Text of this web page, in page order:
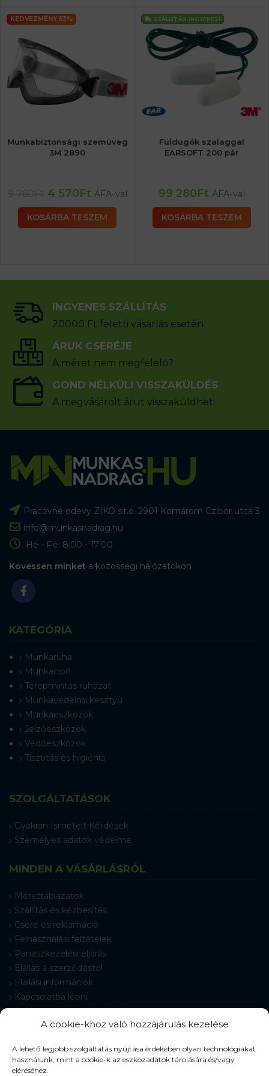
A cookie-khoz való hozzájárulás kezelése
A lehető legjobb szolgáltatás nyújtása érdekében olyan technológiákat
használunk, mint a cookie-k az eszközadatok tárolására és/vagy
eléréséhez.
KEDVEZMÉNY 53%
Munkabiztonsági szemüveg
3M 2890
4 570Ft ÁFA-val
KOSÁRBA TESZEM
SZÁLLÍTÁS INGYENES!
Füldugók szalaggal
EARSOFT 200 pár
99 280Ft ÁFA-val
KOSÁRBA TESZEM
INGYENES SZÁLLÍTÁS
20000 Ft feletti vásárlás esetén
ÁRUK CSERÉJE
A méret nem megfelelő?
GOND NÉLKÜLI VISSZAKÜLDÉS
A megvásárolt árut visszaküldheti
Pracovné odevy ZIKO s.r.o. 2901 Komárom Czibor utca 3
info@munkasnadrag.hu
Hé - Pé: 8:00 - 17:00
Kövessen minket a közösségi hálózatokon
KATEGÓRIA
Munkaruha
Munkacipő
Terepmintás ruházat
Munkavédelmi kesztyű
Munkaeszközök
Jelzőeszközök
Védőeszközök
Tisztítás és higiénia
SZOLGÁLTATÁSOK
Gyakran Ismételt Kérdések
Személyes adatok védelme
MINDEN A VÁSÁRLÁSRÓL
Mérettáblázatok
Szállítás és kézbesítés
Csere és reklamáció
Felhasználási feltételek
Panaszkezelési eljárás
Elállás a szerződéstől
Elállási információk
Kapcsolatba lépni
Gyakran Ismételt Kérdések
Cookie-beállítások